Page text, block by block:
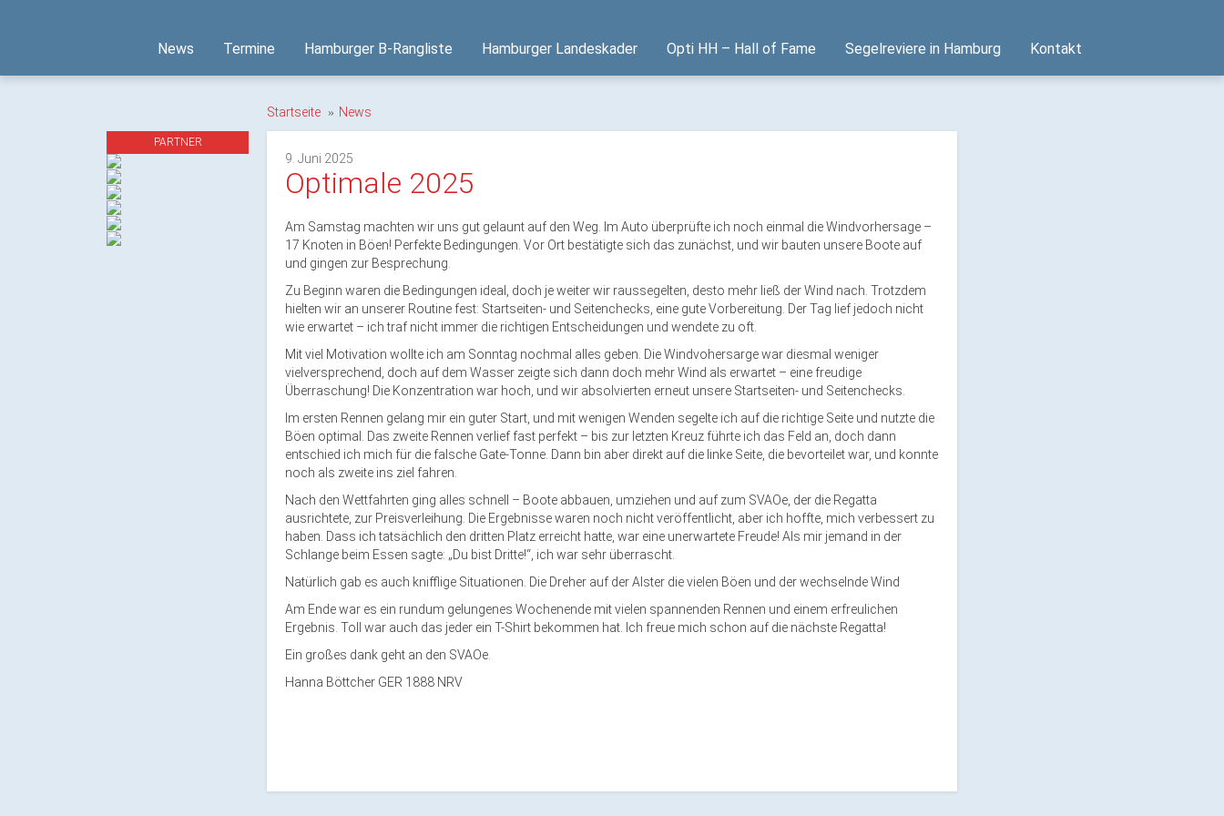
News Termine Hamburger B-Rangliste Hamburger Landeskader Opti HH – Hall of Fame Segelreviere in Hamburg Kontakt
PARTNER
Startseite News
9. Juni 2025
Optimale 2025
Am Samstag machten wir uns gut gelaunt auf den Weg. Im Auto überprüfte ich noch einmal die Windvorhersage –
17 Knoten in Böen! Perfekte Bedingungen. Vor Ort bestätigte sich das zunächst, und wir bauten unsere Boote auf
und gingen zur Besprechung.
Zu Beginn waren die Bedingungen ideal, doch je weiter wir raussegelten, desto mehr ließ der Wind nach. Trotzdem
hielten wir an unserer Routine fest: Startseiten- und Seitenchecks, eine guteVorbereitung. Der Tag lief jedoch nicht
wie erwartet – ich traf nicht immer die richtigen Entscheidungen und wendete zu oft.
Mitviel Motivation wollte ich am Sonntag nochmal alles geben. Die Windvohersargewar diesmal weniger
vielversprechend, doch auf dem Wasser zeigte sich dann doch mehr Wind als erwartet – eine freudige
Überraschung! Die Konzentration war hoch, und wir absolvierten erneut unsere Startseiten- und Seitenchecks.
Im ersten Rennen gelang mir ein guter Start, und mit wenigen Wenden segelte ich auf die richtige Seite und nutzte die
Böen optimal. Das zweite Rennen verlief fast perfekt – bis zur letzten Kreuz führte ich das Feld an doch dann
entschied ich mich für die falsche Gate-Tonne Dann bin aber direkt auf die linke Seite, die bevorteilet war, und konnte
noch als zweite ins ziel fahren
Nach den Wettfahrten ging alles schnell – Boote abbauen, umziehen und auf zum SVAOe, der die Regatta
ausrichtete, zur Preisverleihung. Die Ergebnisse waren noch nicht veröffentlicht, aber ich hoffte, mich verbessert zu
haben. Dass ich tatsächlich den dritten Platz erreicht hatte, war eine unerwartete Freude! Als mir jemand in der
Schlange beim Essen sagte: „Du bist Dritte!“, ich war sehr überrascht.
Natürlich gab es auch knifflige Situationen . Die Dreher auf derAlster die vielen Böen und der wechselnde Wind
Am Ende war es ein rundum gelungenes Wochenende mit vielen spannenden Rennen und einem erfreulichen
Ergebnis. Toll war auch das jeder ein T-Shirt bekommen hat.
Ich freue mich schon auf die nächste Regatta!
Ein großes dank geht an den SVAOe.
Hanna Böttcher GER 1888 NRV